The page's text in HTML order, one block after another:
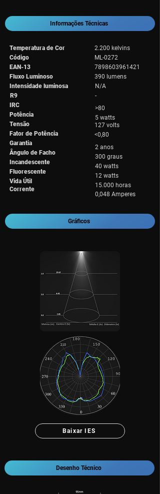
Informações Técnicas
Gráficos
Temperatura de Cor
Código
EAN-13
Fluxo Luminoso
Intensidade luminosa
R9
IRC
Potência
Tensão
Fator de Potência
Garantia
Ângulo de Facho
Incandescente
Fluorescente
Vida Útil
Corrente
>80
5 watts
2 anos
300 graus
40 watts
12 watts
15.000 horas
0,048 Amperes
2.200 kelvins
ML-0272
7898603961421
390 lumens
N/A
-
127 volts
<0,80
Baixar IES
Desenho Técnico